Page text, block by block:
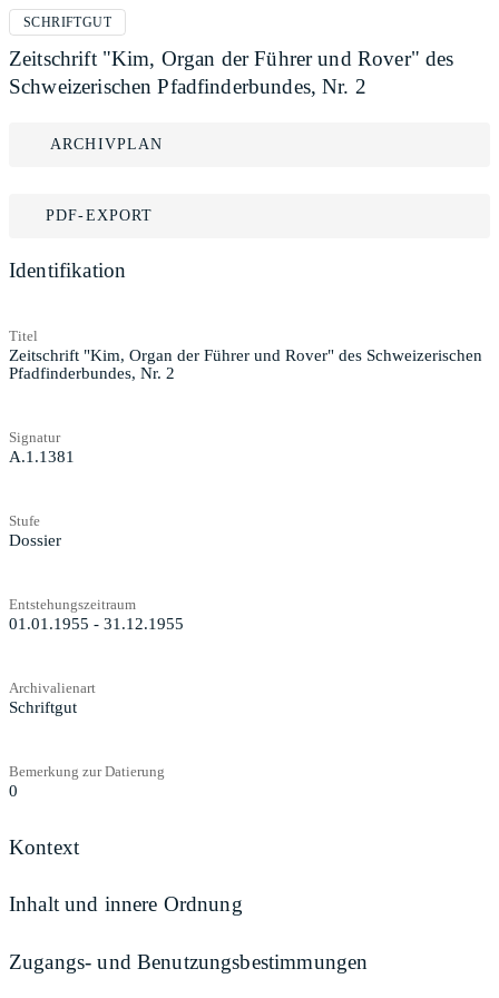
SCHRIFTGUT
Zeitschrift "Kim, Organ der Führer und Rover" des
Schweizerischen Pfadfinderbundes, Nr. 2
ARCHIVPLAN
PDF-EXPORT
Identifikation
Titel
Zeitschrift "Kim, Organ der Führer und Rover" des Schweizerischen
Pfadfinderbundes, Nr. 2
Signatur
A.1.1381
Stufe
Dossier
Entstehungszeitraum
01.01.1955 - 31.12.1955
Archivalienart
Schriftgut
Bemerkung zur Datierung
0
Kontext
Inhalt und innere Ordnung
Zugangs- und Benutzungsbestimmungen